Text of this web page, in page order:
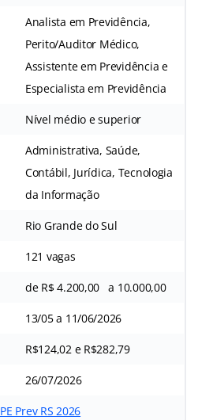
Analista em Previdência,
Perito/Auditor Médico,
Assistente em Previdência e
Especialista em Previdência
Nível médio e superior
Administrativa, Saúde,
Contábil, Jurídica, Tecnologia
da Informação
Rio Grande do Sul
121 vagas
de R$ 4.200,00 a 10.000,00
13/05 a 11/06/2026
R$124,02 e R$282,79
26/07/2026
Prev RS 2026